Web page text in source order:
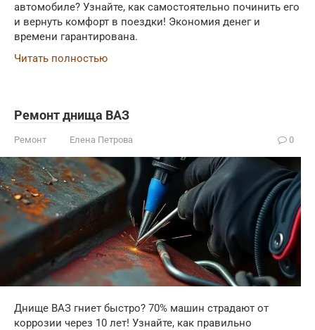
автомобиле? Узнайте, как самостоятельно починить его
и вернуть комфорт в поездки! Экономия денег и
времени гарантирована.
Читать полностью
Ремонт днища ВАЗ
Ремонт Елена Петрова 0
Днище ВАЗ гниет быстро? 70% машин страдают от
коррозии через 10 лет! Узнайте, как правильно